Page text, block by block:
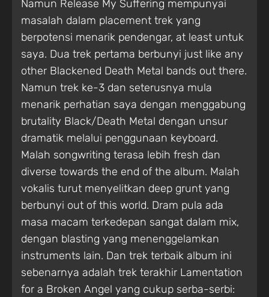
Namun Release My Suffering mempunyai
masalah dalam placement trek yang
berpotensi menarik pendengar, at least untuk
saya. Dua trek pertama berbunyi just like any
other Blackened Death Metal bands out there.
Namun trek ke-3 dan seterusnya mula
menarik perhatian saya dengan menggabung
brutality Black/Death Metal dengan unsur
dramatik melalui penggunaan keyboard.
Malah songwriting terasa lebih fresh dan
diverse towards the end of the album. Malah
vokalis turut menyelitkan deep grunt yang
berbunyi out of this world. Dram pula ada
masa macam terkedepan sangat dalam mix,
dengan blasting yang menenggelamkan
instruments lain. Dan trek terbaik album ini
sebenarnya adalah trek terakhir Lamentation
for a Broken Angel yang cukup serba-serbi: